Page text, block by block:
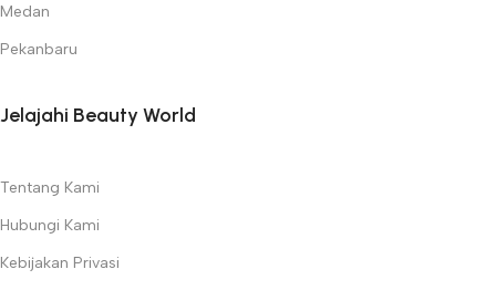
Medan
Pekanbaru
Jelajahi Beauty World
Tentang Kami
Hubungi Kami
Kebijakan Privasi